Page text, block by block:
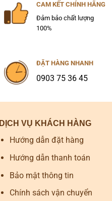
CAM KẾT CHÍNH HÃNG
Đảm bảo chất lượng
100%
ĐẶT HÀNG NHANH
0903 75 36 45
DỊCH VỤ KHÁCH HÀNG
Hướng dẫn đặt hàng
Hướng dẫn thanh toán
Bảo mật thông tin
Chính sách vận chuyển